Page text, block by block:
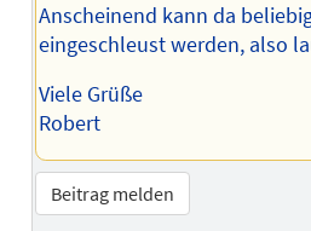
Anscheinend kann da
eingeschleust werden, also
Viele Grüße
Robert
Beitrag melden